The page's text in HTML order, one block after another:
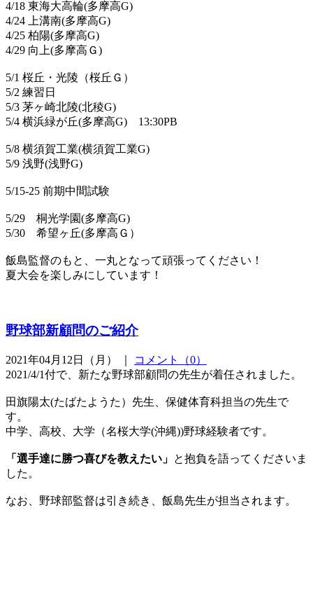
4/18 東海大高輪(多摩高G)
4/24 上溝南(多摩高G)
4/25 柏陽(多摩高G)
4/29 向上(多摩高Ｇ)
5/1 桜丘・光陵（桜丘Ｇ）
5/2 練習日
5/3 茅ヶ崎北陵(北稜G)
5/4 横浜緑が丘(多摩高G) 13:30PB
5/8 横須賀工業(横須賀工業G)
5/9 浅野(浅野G)
5/15-25 前期中間試験
5/29 桐光学園(多摩高G)
5/30 希望ヶ丘(多摩高Ｇ）
飯島監督のもと、一丸となって頑張ってください！
夏大会を楽しみにしています！
野球部新顧問のご紹介
2021年04月12日（月） ｜
コメント（0）
2021/4/1付で、新たな野球部顧問の先生が着任されました。
田旗陽太(たばたようた）先生、保健体育科担当の先生で
す。
中学、高校、大学（名桜大学(沖縄))野球経験者です。
「選手達に勝つ喜びを教えたい」 と抱負を語ってくださいま
した。
なお、野球部監督は引き続き、飯島先生が担当されます。